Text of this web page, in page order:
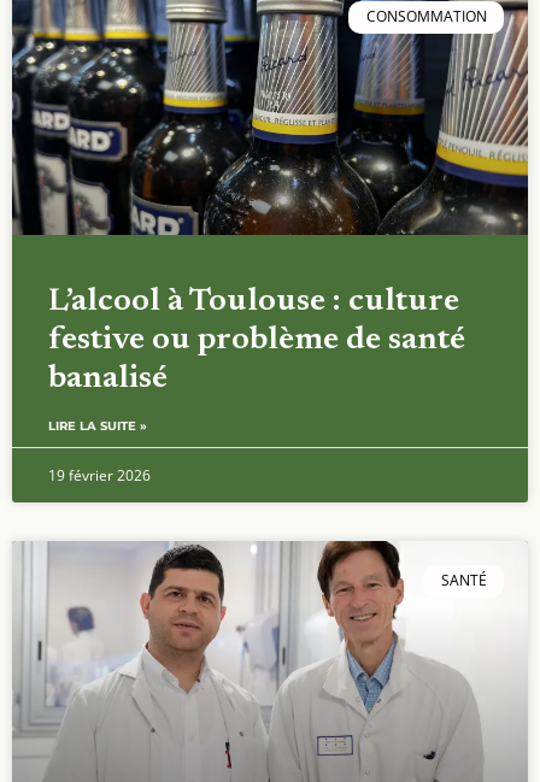
CONSOMMATION
L’alcool à Toulouse : culture
festive ou problème de santé
banalisé
LIRE LA SUITE »
19 février 2026
SANTÉ